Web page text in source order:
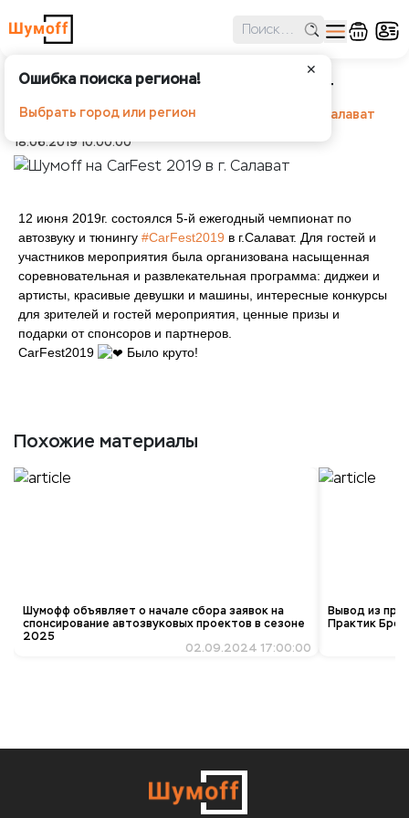
✕
Ошибка поиска региона!
Выбрать город или регион
Шумoff на CarFest 2019 в г. Салават
Шумоff Новости Шумoff на CarFest 2019 в г. Салават
18.06.2019 10:00:00
12 июня 2019г. состоялся 5-й ежегодный чемпионат по
автозвуку и тюнингу #CarFest2019 в г.Салават. Для гостей и
участников мероприятия была организована насыщенная
соревновательная и развлекательная программа: диджеи и
артисты, красивые девушки и машины, интересные конкурсы
для зрителей и гостей мероприятия, ценные призы и
подарки от спонсоров и партнеров.
CarFest2019
Было круто!
Похожие материалы
Шумофф объявляет о начале сбора заявок на
спонсирование автозвуковых проектов в сезоне
2025
02.09.2024 17:00:00
Вывод из
Практик